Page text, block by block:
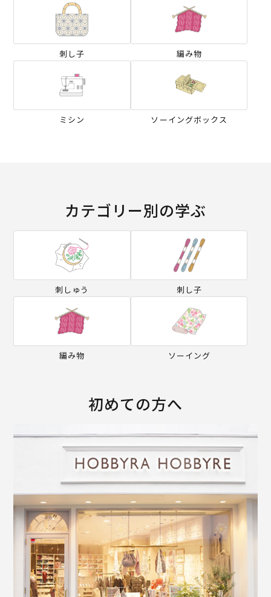
刺し子 編み物
ミシン ソーイングボックス
カテゴリー別の学ぶ
刺しゅう 刺し子
編み物 ソーイング
初めての方へ